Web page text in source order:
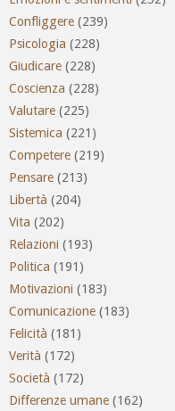
Confliggere (239)
Psicologia (228)
Giudicare (228)
Coscienza (228)
Valutare (225)
Sistemica (221)
Competere (219)
Pensare (213)
Libertà (204)
Vita (202)
Relazioni (193)
Politica (191)
Motivazioni (183)
Comunicazione (183)
Felicità (181)
Verità (172)
Società (172)
Differenze umane (162)